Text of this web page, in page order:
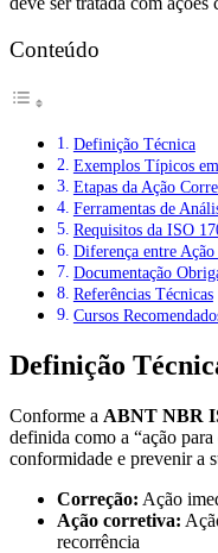
Conteúdo
Definição Técnica
Exemplos Típicos
Etapas da Ação
Ferramentas de
Requisitos da ISO
Diferença entre
Documentação
Referências Técnicas
Cursos
Definição
Conforme a ABNT NBR
definida como a “ação
conformidade e prevenir a
Correção: Ação
Ação corretiva:
recorrência